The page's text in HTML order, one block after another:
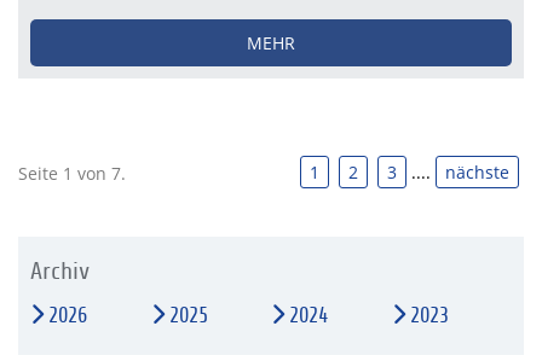
MEHR
Seite 1 von 7. 1 2 3 .... nächste
Archiv
2026 2025 2024 2023